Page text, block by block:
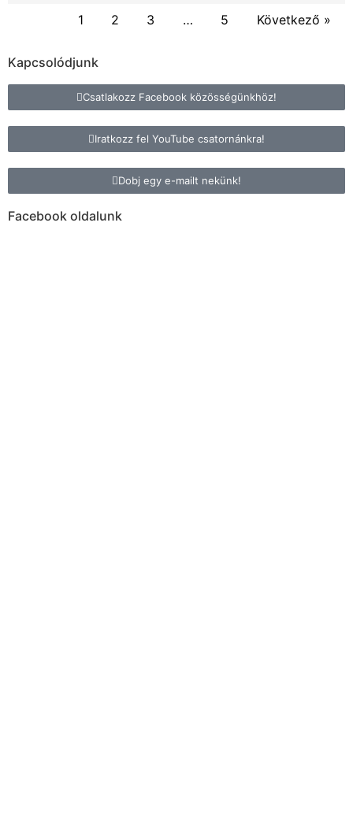
1 2 3 … 5 Következő »
Kapcsolódjunk
Csatlakozz Facebook közösségünkhöz!
Iratkozz fel YouTube csatornánkra!
Dobj egy e-mailt nekünk!
Facebook oldalunk